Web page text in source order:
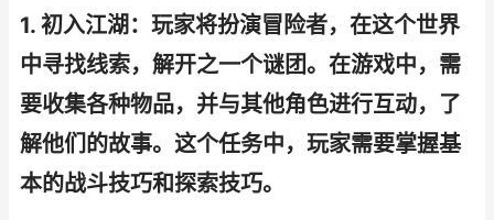
1. 初入江湖：玩家将扮演冒险者，在这个世界
中寻找线索，解开之一个谜团。在游戏中，需
要收集各种物品，并与其他角色进行互动，了
解他们的故事。这个任务中，玩家需要掌握基
本的战斗技巧和探索技巧。